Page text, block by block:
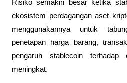
Risiko semakin besar ketika
ekosistem perdagangan aset
menggunakannya untuk
penetapan harga barang,
pengaruh stablecoin terhadap
meningkat.